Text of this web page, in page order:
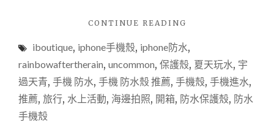
CONTINUE READING
開
箱
※
試
※】
iboutique, iphone手機殼, iphone防水,
rainbowaftertherain, uncommon, 保護殼, 夏天玩水, 宇
過天青, 手機 防水, 手機 防水殼 推薦, 手機殼, 手機進水,
推薦, 旅行, 水上活動, 海邊拍照, 開箱, 防水保護殼, 防水
手機殼